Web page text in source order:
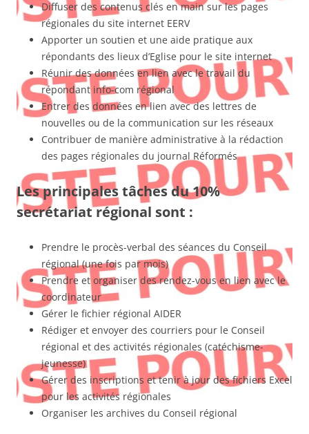
Diffuser des contenus clés en main sur les pages
régionales du site internet EERV
Apporter un soutien et une aide pratique aux
répondants des lieux d’Eglise pour le site internet
Réunir des données en lien avec le travail du
répondant info-com régional
Entrer des données en lien avec des lettres de
nouvelles ou de la communication sur les réseaux
Contribuer de manière administrative à la rédaction
des pages régionales du journal Réformés
Les principales tâches du 10%
secrétariat régional sont :
Prendre le procès-verbal des séances du Conseil
régional (une fois par mois)
Prendre et organiser des rendez-vous en lien avec le
coordinateur
Gérer le fichier régional AIDER
Rédiger et envoyer des courriers pour le Conseil
régional et des activités régionales (catéchisme­
jeunesse)
Gérer des inscriptions et tenir à jour des fichiers Excel
pour les activités régionales
Organiser les archives du Conseil régional